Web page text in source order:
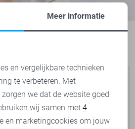
Meer informatie
en vergelijkbare technieken
te verbeteren. Met
we dat de website goed
wij samen met 4
en marketingcookies om jouw